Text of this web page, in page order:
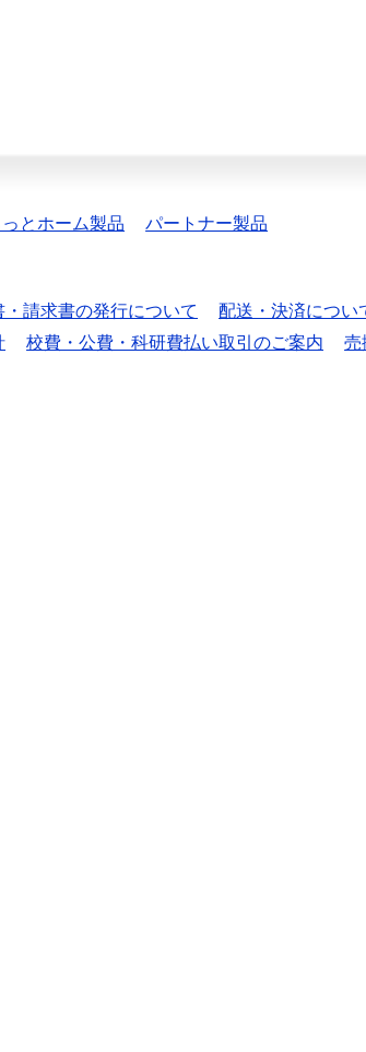
とホーム製品 パートナー製品
・請求書の発行について 配送・決済につい
校費・公費・科研費払い取引のご案内 売